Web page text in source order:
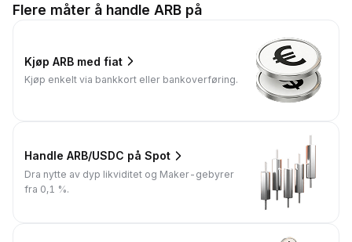
Flere måter å handle ARB på
Kjøp ARB med fiat
Kjøp enkelt via bankkort eller bankoverføring.
Handle ARB/USDC på Spot
Dra nytte av dyp likviditet og Maker-gebyrer
fra 0,1 %.